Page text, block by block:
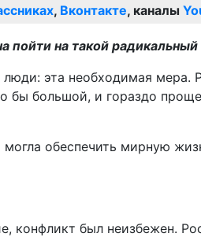
, Вконтакте, каналы
пойти на такой радикальный
эта необходимая мера.
бы большой, и гораздо
обеспечить мирную
конфликт был неизбежен.